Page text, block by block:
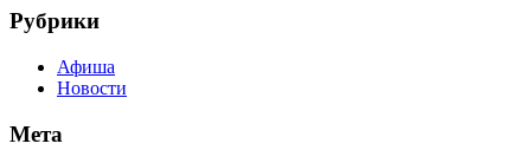
Рубрики
Афиша
Новости
Мета